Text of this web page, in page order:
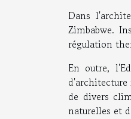
Dans
Zimbabwe.
régulation
En outre,
d'architecture
de divers
naturelles et